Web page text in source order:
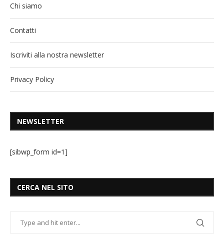
Chi siamo
Contatti
Iscriviti alla nostra newsletter
Privacy Policy
NEWSLETTER
[sibwp_form id=1]
CERCA NEL SITO